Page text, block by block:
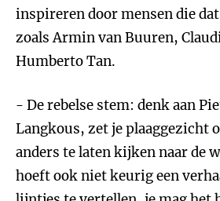
inspireren door mensen die
zoals Armin van Buuren,
Humberto Tan.
- De rebelse stem: denk aan
Langkous, zet je plaaggezicht
anders te laten kijken naar de
hoeft ook niet keurig een